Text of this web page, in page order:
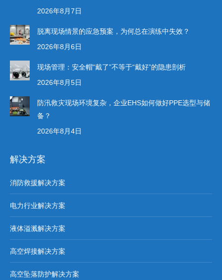
2026年8月7日
脱离现场情景的应急预案，为何总在演练中失效？
2026年8月6日
现场管理：安全帽“戴了”不等于“戴好”的隐患剖析
2026年8月5日
防汛救灾现场环境复杂，企业EHS如何做好PPE选型与储
备？
2026年8月4日
解决方案
消防救援解决方案
电力行业解决方案
液体溢溅解决方案
高空焊接解决方案
高空坠落防护解决方案